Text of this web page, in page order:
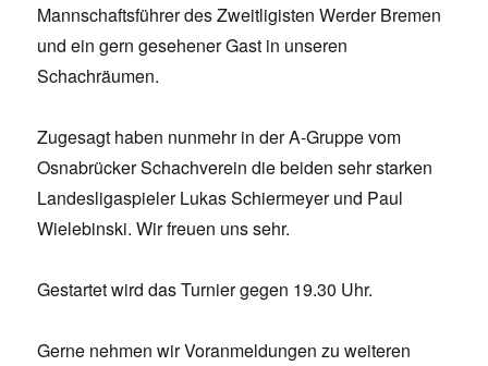
Mannschaftsführer des Zweitligisten Werder Bremen
und ein gern gesehener Gast in unseren
Schachräumen.
Zugesagt haben nunmehr in der A-Gruppe vom
Osnabrücker Schachverein die beiden sehr starken
Landesligaspieler Lukas Schiermeyer und Paul
Wielebinski. Wir freuen uns sehr.
Gestartet wird das Turnier gegen 19.30 Uhr.
Gerne nehmen wir Voranmeldungen zu weiteren